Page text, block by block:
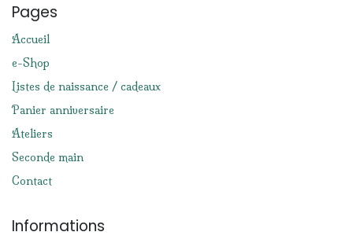
Pages
Accueil
e-Shop
Listes de naissance / cadeaux
Panier anniversaire
Ateliers
Seconde main
Contact
Informations